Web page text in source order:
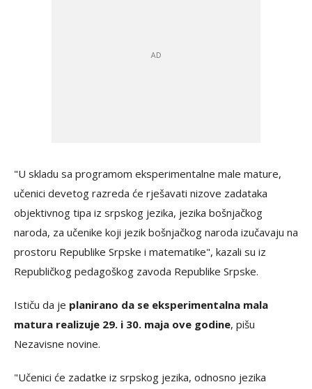
"U skladu sa programom eksperimentalne male mature,
učenici devetog razreda će rješavati nizove zadataka
objektivnog tipa iz srpskog jezika, jezika bošnjačkog
naroda, za učenike koji jezik bošnjačkog naroda izučavaju na
prostoru Republike Srpske i matematike", kazali su iz
Republičkog pedagoškog zavoda Republike Srpske.
Ističu da je planirano da se eksperimentalna mala
matura realizuje 29. i 30. maja ove godine, pišu
Nezavisne novine.
"Učenici će zadatke iz srpskog jezika, odnosno jezika